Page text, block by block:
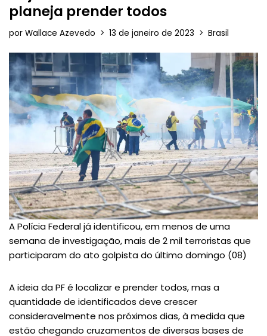
planeja prender todos
por Wallace Azevedo 13 de janeiro de 2023 Brasil
A Polícia Federal já identificou, em menos de uma
semana de investigação, mais de 2 mil terroristas que
participaram do ato golpista do último domingo (08)
A ideia da PF é localizar e prender todos, mas a
quantidade de identificados deve crescer
consideravelmente nos próximos dias, à medida que
estão chegando cruzamentos de diversas bases de